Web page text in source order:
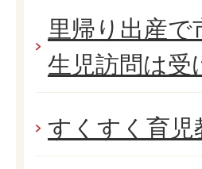
里帰り出産
生児訪問は
すくすく育